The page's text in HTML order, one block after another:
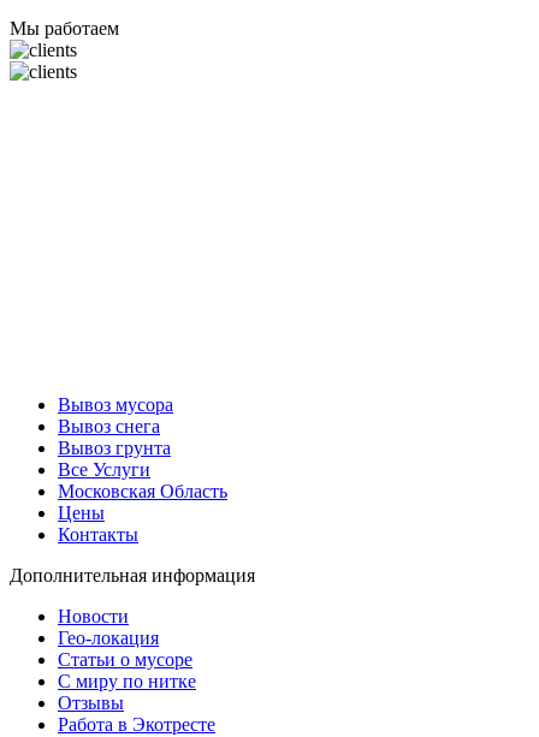
Мы работаем
Вывоз мусора
Вывоз снега
Вывоз грунта
Все Услуги
Московская Область
Цены
Контакты
Дополнительная информация
Новости
Гео-локация
Статьи о мусоре
С миру по нитке
Отзывы
Работа в Экотресте